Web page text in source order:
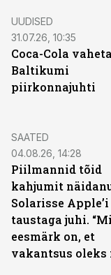
UUDISED
31.07.26, 10:35
Coca-Cola
Baltikumi
piirkonnajuhti
SAATED
04.08.26, 14:28
Piilmannid tõid
kahjumit
Solarisse Apple’i
taustaga juhi.
eesmärk on, et
vakantsus oleks